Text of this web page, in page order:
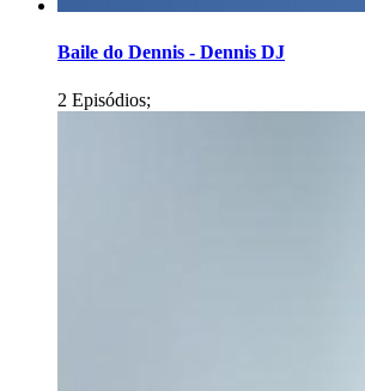
Baile do Dennis - Dennis DJ
2 Episódios;